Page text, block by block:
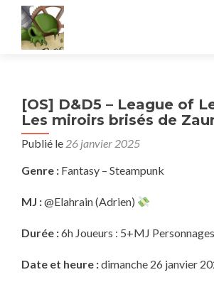
[OS] D&D5 – League of
Les miroirs brisés de
Publié le 26 janvier 2025
Genre : Fantasy – Steampunk
MJ :@Elahrain (Adrien)
Durée :6h Joueurs : 5+MJ
Date et heure :dimanche 26 janvier